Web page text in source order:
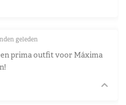
geleden
prima outfit voor Máxima